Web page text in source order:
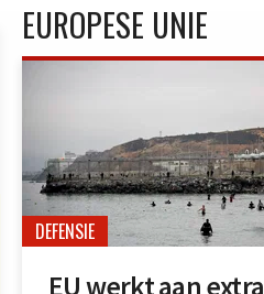
EUROPESE UNIE
DEFENSIE
EU werkt aan extra